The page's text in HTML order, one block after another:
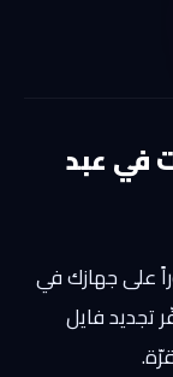
في عبد
على جهازك في
تجديد فايل